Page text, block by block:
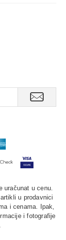
uračunat u cenu.
u prodavnici
i cenama. Ipak,
i fotografije